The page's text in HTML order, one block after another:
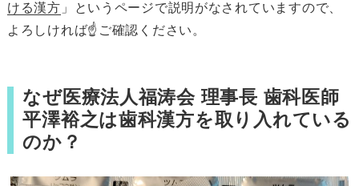
ける漢方 」というページで説明がなされていますので、
よろしければ☝ご確認ください。
なぜ医療法人福涛会 理事長 歯科医師
平澤裕之は歯科漢方を取り入れている
のか？